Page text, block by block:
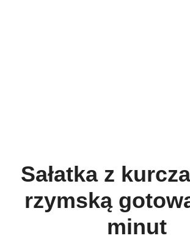
Sałatka z
rzymską
minut